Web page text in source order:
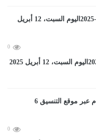
0
حظك اليوم.. توقعات الابراج الأحد 13-4-2025اليوم السبت، 12 أبريل 2025
0